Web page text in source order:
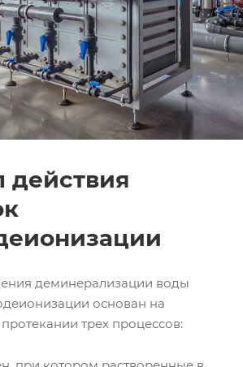
деминерализации воды
основан на
трех процессов: